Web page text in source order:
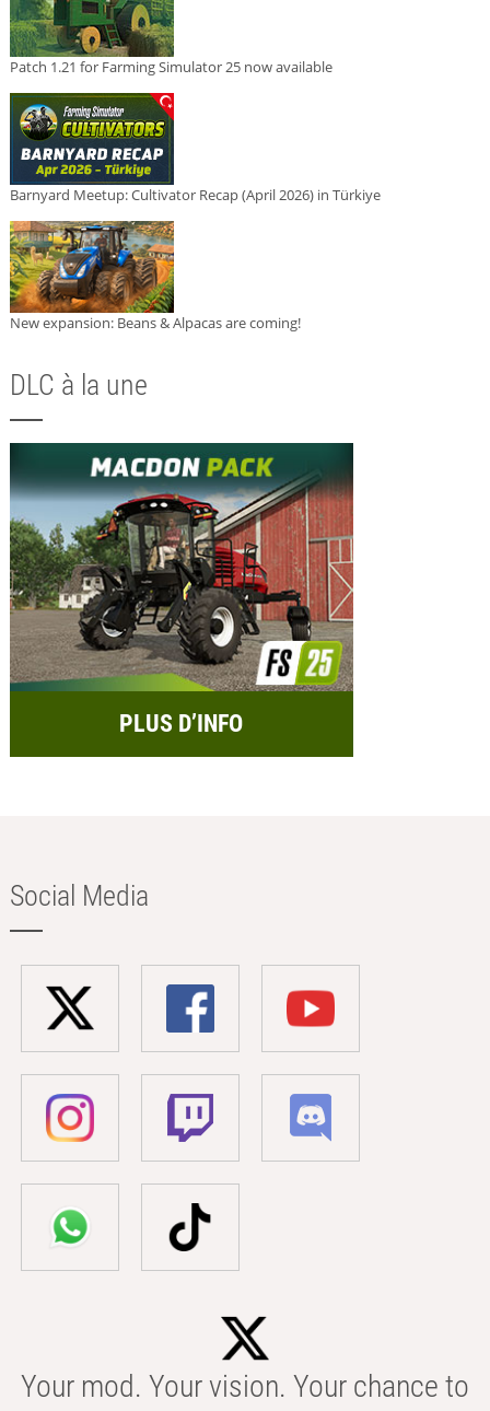
Patch 1.21 for Farming Simulator 25 now available
Barnyard Meetup: Cultivator Recap (April 2026) in Türkiye
New expansion: Beans & Alpacas are coming!
DLC à la une
PLUS D’INFO
Social Media
Your mod. Your vision. Your chance to